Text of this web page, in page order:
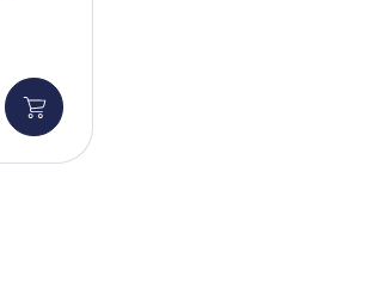
Добавить
в
корзину